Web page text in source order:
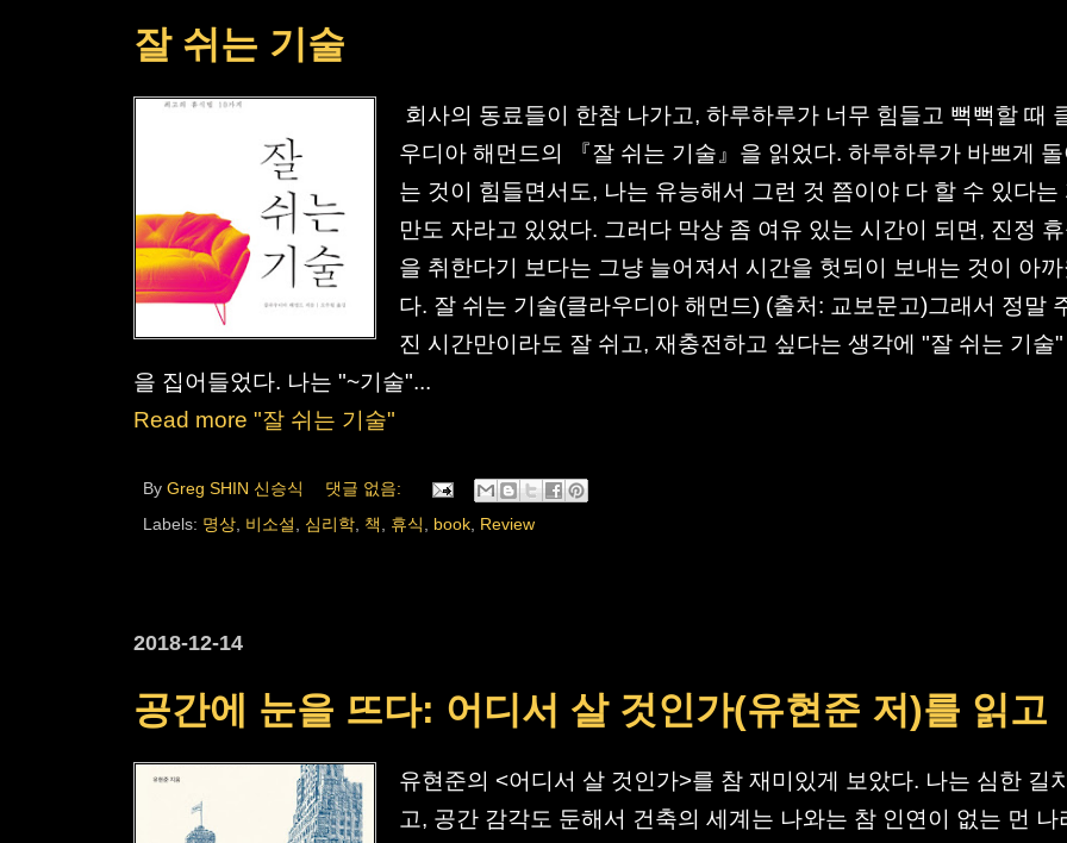
잘 쉬는 기술
회사의 동료들이 한참 나가고, 하루하루가 너무 힘들고 뻑뻑할 때
우디아 해먼드의 『잘 쉬는 기술』을 읽었다. 하루하루가 바쁘게
는 것이 힘들면서도, 나는 유능해서 그런 것 쯤이야 다 할 수 있다는
만도 자라고 있었다. 그러다 막상 좀 여유 있는 시간이 되면, 진정 휴
을 취한다기 보다는 그냥 늘어져서 시간을 헛되이 보내는 것이 아까
다. 잘 쉬는 기술(클라우디아 해먼드) (출처: 교보문고)그래서 정말
진 시간만이라도 잘 쉬고, 재충전하고 싶다는 생각에 "잘 쉬는 기술"
을 집어들었다. 나는 "~기술"...
Read more "잘 쉬는 기술"
By Greg SHIN 신승식
댓글 없음:
Labels: 명상 비소설 심리학 책 휴식 book Review
2018-12-14
공간에 눈을 뜨다: 어디서 살 것인가(유현준 저)를 읽고
유현준의 <어디서 살 것인가>를 참 재미있게 보았다. 나는 심한 길
고, 공간 감각도 둔해서 건축의 세계는 나와는 참 인연이 없는 먼 나